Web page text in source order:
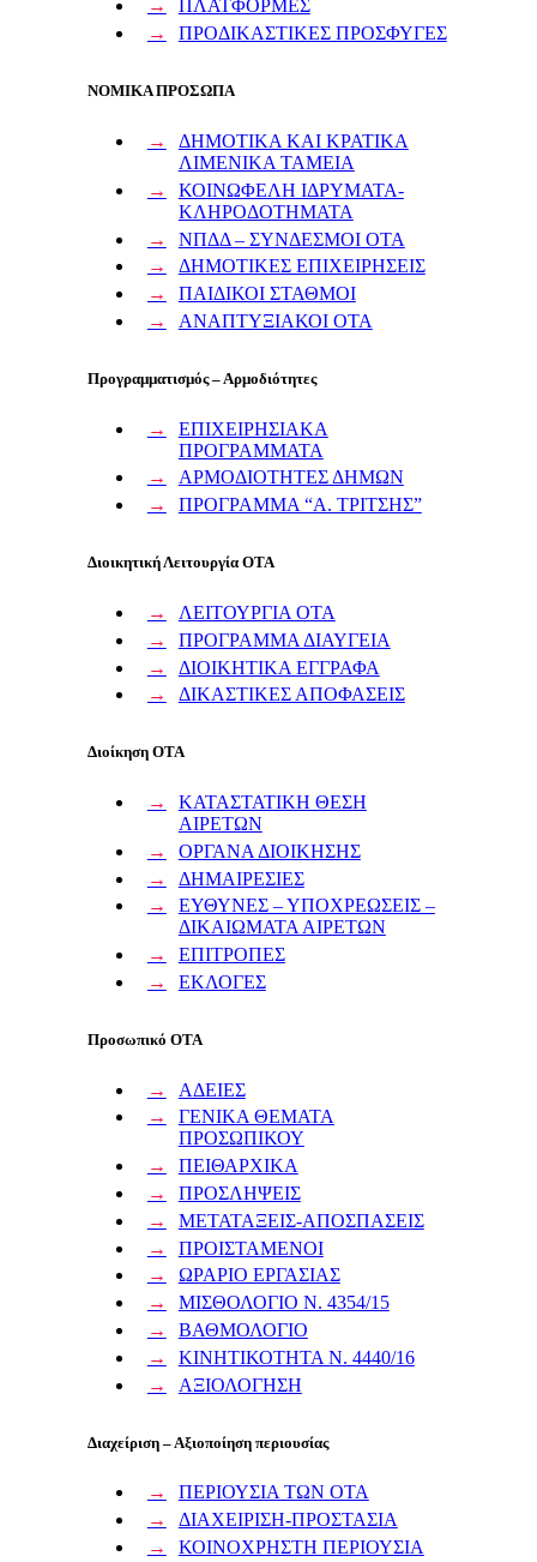
ΠΛΑΤΦΟΡΜΕΣ
ΠΡΟΔΙΚΑΣΤΙΚΕΣ ΠΡΟΣΦΥΓΕΣ
ΝΟΜΙΚΑ ΠΡΟΣΩΠΑ
ΔΗΜΟΤΙΚΑ ΚΑΙ ΚΡΑΤΙΚΑ
ΛΙΜΕΝΙΚΑ ΤΑΜΕΙΑ
ΚΟΙΝΩΦΕΛΗ ΙΔΡΥΜΑΤΑ-
ΚΛΗΡΟΔΟΤΗΜΑΤΑ
ΝΠΔΔ – ΣΥΝΔΕΣΜΟΙ ΟΤΑ
ΔΗΜΟΤΙΚΕΣ ΕΠΙΧΕΙΡΗΣΕΙΣ
ΠΑΙΔΙΚΟΙ ΣΤΑΘΜΟΙ
ΑΝΑΠΤΥΞΙΑΚΟΙ ΟΤΑ
Προγραμματισμός – Αρμοδιότητες
ΕΠΙΧΕΙΡΗΣΙΑΚΑ
ΠΡΟΓΡΑΜΜΑΤΑ
ΑΡΜΟΔΙΟΤΗΤΕΣ ΔΗΜΩΝ
ΠΡΟΓΡΑΜΜΑ “Α. ΤΡΙΤΣΗΣ”
Διοικητική Λειτουργία ΟΤΑ
ΛΕΙΤΟΥΡΓΙΑ ΟΤΑ
ΠΡΟΓΡΑΜΜΑ ΔΙΑΥΓΕΙΑ
ΔΙΟΙΚΗΤΙΚΑ ΕΓΓΡΑΦΑ
ΔΙΚΑΣΤΙΚΕΣ ΑΠΟΦΑΣΕΙΣ
Διοίκηση ΟΤΑ
ΚΑΤΑΣΤΑΤΙΚΗ ΘΕΣΗ
ΑΙΡΕΤΩΝ
ΟΡΓΑΝΑ ΔΙΟΙΚΗΣΗΣ
ΔΗΜΑΙΡΕΣΙΕΣ
ΕΥΘΥΝΕΣ – ΥΠΟΧΡΕΩΣΕΙΣ –
ΔΙΚΑΙΩΜΑΤΑ ΑΙΡΕΤΩΝ
ΕΠΙΤΡΟΠΕΣ
ΕΚΛΟΓΕΣ
Προσωπικό ΟΤΑ
ΑΔΕΙΕΣ
ΓΕΝΙΚΑ ΘΕΜΑΤΑ
ΠΡΟΣΩΠΙΚΟΥ
ΠΕΙΘΑΡΧΙΚΑ
ΠΡΟΣΛΗΨΕΙΣ
ΜΕΤΑΤΑΞΕΙΣ-ΑΠΟΣΠΑΣΕΙΣ
ΠΡΟΙΣΤΑΜΕΝΟΙ
ΩΡΑΡΙΟ ΕΡΓΑΣΙΑΣ
ΜΙΣΘΟΛΟΓΙΟ Ν. 4354/15
ΒΑΘΜΟΛΟΓΙΟ
ΚΙΝΗΤΙΚΟΤΗΤΑ Ν. 4440/16
ΑΞΙΟΛΟΓΗΣΗ
Διαχείριση – Αξιοποίηση περιουσίας
ΠΕΡΙΟΥΣΙΑ ΤΩΝ ΟΤΑ
ΔΙΑΧΕΙΡΙΣΗ-ΠΡΟΣΤΑΣΙΑ
ΚΟΙΝΟΧΡΗΣΤΗ ΠΕΡΙΟΥΣΙΑ